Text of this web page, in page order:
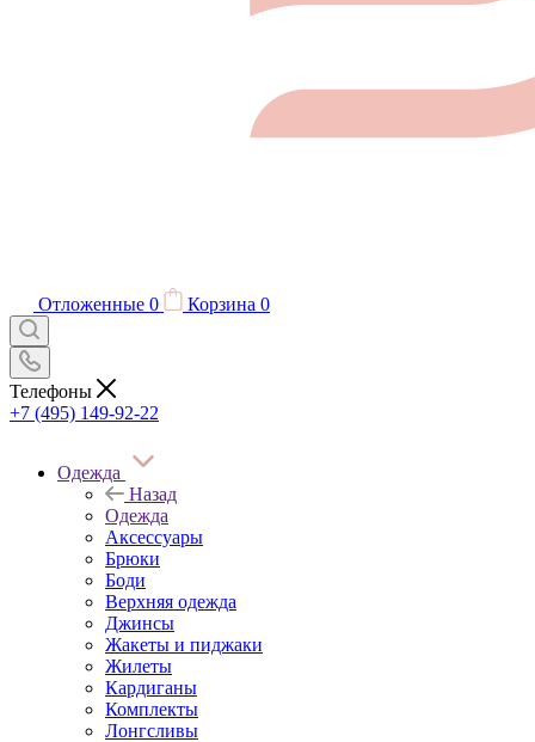
Отложенные 0 Корзина 0
Телефоны
+7 (495) 149-92-22
Одежда
Назад
Одежда
Аксессуары
Брюки
Боди
Верхняя одежда
Джинсы
Жакеты и пиджаки
Жилеты
Кардиганы
Комплекты
Лонгсливы